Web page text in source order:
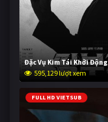
Đặc Vụ Kim Tái Khởi Động
595,129 lượt xem
FULL HD VIETSUB